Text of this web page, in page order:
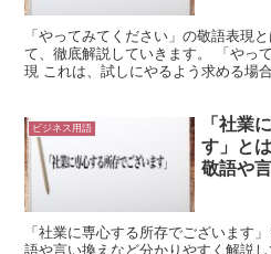
「やってみてください」の敬語表現
て、徹底解説していきます。 「やっ
現 これは、試しにやるよう求める場
ビジネス用語
「社業
す」と
敬語や
「社業に専心する所存でございます
語や言い換えなど分かりやすく解説